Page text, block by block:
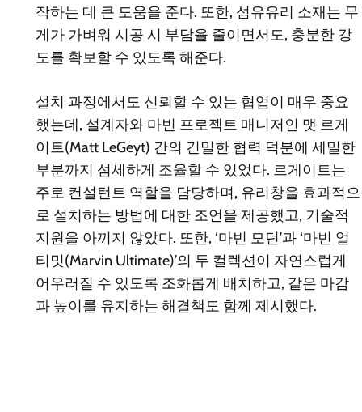
작하는 데 큰 도움을 준다. 또한, 섬유유리 소재는 무
게가 가벼워 시공 시 부담을 줄이면서도, 충분한 강
도를 확보할 수 있도록 해준다.
설치 과정에서도 신뢰할 수 있는 협업이 매우 중요
했는데, 설계자와 마빈 프로젝트 매니저인 맷 르게
이트(Matt LeGeyt) 간의 긴밀한 협력 덕분에 세밀한
부분까지 섬세하게 조율할 수 있었다. 르게이트는
주로 컨설턴트 역할을 담당하며, 유리창을 효과적으
로 설치하는 방법에 대한 조언을 제공했고, 기술적
지원을 아끼지 않았다. 또한, ‘마빈 모던’과 ‘마빈 얼
티밋(Marvin Ultimate)’의 두 컬렉션이 자연스럽게
어우러질 수 있도록 조화롭게 배치하고, 같은 마감
과 높이를 유지하는 해결책도 함께 제시했다.